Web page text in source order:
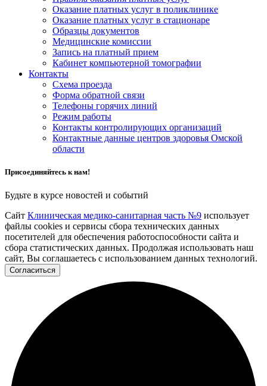
Оказание платных услуг в поликлинике
Оказание платных услуг в стационаре
Образцы документов
Медицинские комиссии
Запись на платный прием
Кабинет компьютерной томографии
Контакты
Схема проезда
Форма обратной связи
Телефоны горячих линий
Режим работы
Контакты контролирующих организаций
Контактные данные центров здоровья Омской
области
Присоединяйтесь к нам!
Будьте в курсе новостей и событий
Сайт Клиническая медико-санитарная часть №9 использует
файлы cookies и сервисы сбора технических данных
посетителей для обеспечения работоспособности сайта и
сбора статистических данных. Продолжая использовать наш
сайт, Вы соглашаетесь с использованием данных технологий.
Согласиться